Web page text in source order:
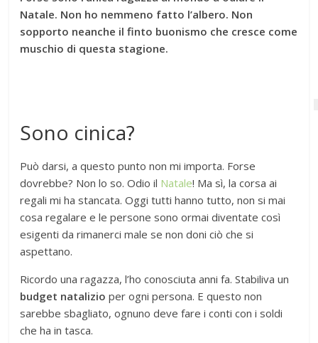
Natale. Non ho nemmeno fatto l’albero. Non
sopporto neanche il finto buonismo che cresce come
muschio di questa stagione.
Sono cinica?
Può darsi, a questo punto non mi importa. Forse
dovrebbe? Non lo so. Odio il Natale! Ma sì, la corsa ai
regali mi ha stancata. Oggi tutti hanno tutto, non si mai
cosa regalare e le persone sono ormai diventate così
esigenti da rimanerci male se non doni ciò che si
aspettano.
Ricordo una ragazza, l’ho conosciuta anni fa. Stabiliva un
budget natalizio per ogni persona. E questo non
sarebbe sbagliato, ognuno deve fare i conti con i soldi
che ha in tasca.